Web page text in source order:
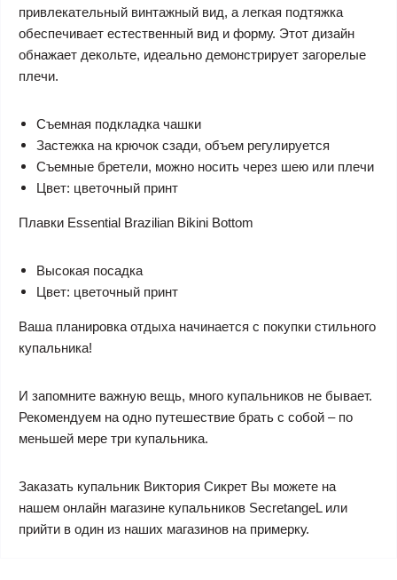
привлекательный винтажный вид, а легкая подтяжка
обеспечивает естественный вид и форму. Этот дизайн
обнажает декольте, идеально демонстрирует загорелые
плечи.
Съемная подкладка чашки
Застежка на крючок сзади, объем регулируется
Съемные бретели, можно носить через шею или плечи
Цвет: цветочный принт
Плавки Essential Brazilian Bikini Bottom
Высокая посадка
Цвет: цветочный принт
Ваша планировка отдыха начинается с покупки стильного
купальника!
И запомните важную вещь, много купальников не бывает.
Рекомендуем на одно путешествие брать с собой – по
меньшей мере три купальника.
Заказать купальник Виктория Сикрет Вы можете на
нашем онлайн магазине купальников SecretangeL или
прийти в один из наших магазинов на примерку.